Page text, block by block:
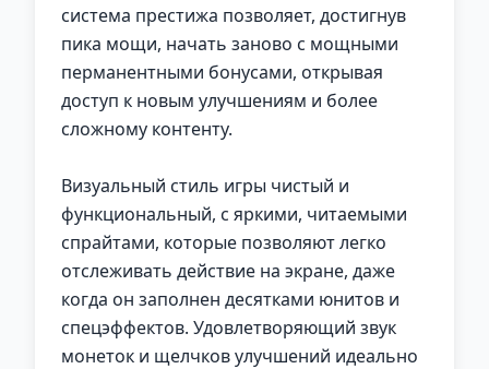
система престижа позволяет, достигнув
пика мощи, начать заново с мощными
перманентными бонусами, открывая
доступ к новым улучшениям и более
сложному контенту.
Визуальный стиль игры чистый и
функциональный, с яркими, читаемыми
спрайтами, которые позволяют легко
отслеживать действие на экране, даже
когда он заполнен десятками юнитов и
спецэффектов. Удовлетворяющий звук
монеток и щелчков улучшений идеально